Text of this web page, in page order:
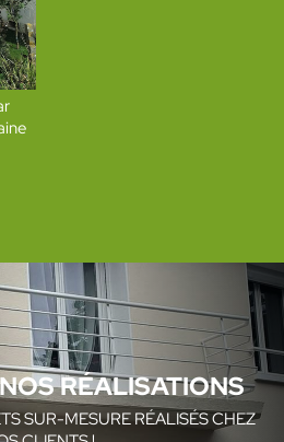
RÉALISATIONS
SUR-MESURE RÉALISÉS CHEZ